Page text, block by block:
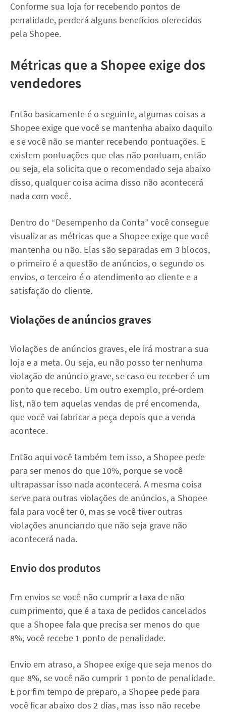
Conforme sua loja for recebendo pontos de
penalidade, perderá alguns benefícios oferecidos
pela Shopee.
Métricas que a Shopee exige dos
vendedores
Então basicamente é o seguinte, algumas coisas a
Shopee exige que você se mantenha abaixo daquilo
e se você não se manter recebendo pontuações. E
existem pontuações que elas não pontuam, então
ou seja, ela solicita que o recomendado seja abaixo
disso, qualquer coisa acima disso não acontecerá
nada com você.
Dentro do “Desempenho da Conta” você consegue
visualizar as métricas que a Shopee exige que você
mantenha ou não. Elas são separadas em 3 blocos,
o primeiro é a questão de anúncios, o segundo os
envios, o terceiro é o atendimento ao cliente e a
satisfação do cliente.
Violações de anúncios graves
Violações de anúncios graves, ele irá mostrar a sua
loja e a meta. Ou seja, eu não posso ter nenhuma
violação de anúncio grave, se caso eu receber é um
ponto que recebo. Um outro exemplo, pré-ordem
list, não tem aquelas vendas de pré encomenda,
que você vai fabricar a peça depois que a venda
acontece.
Então aqui você também tem isso, a Shopee pede
para ser menos do que 10%, porque se você
ultrapassar isso nada acontecerá. A mesma coisa
serve para outras violações de anúncios, a Shopee
fala para você ter 0, mas se você tiver outras
violações anunciando que não seja grave não
acontecerá nada.
Envio dos produtos
Em envios se você não cumprir a taxa de não
cumprimento, que é a taxa de pedidos cancelados
que a Shopee fala que precisa ser menos do que
8%, você recebe 1 ponto de penalidade.
Envio em atraso, a Shopee exige que seja menos do
que 8%, se você não cumprir 1 ponto de penalidade.
E por fim tempo de preparo, a Shopee pede para
você ficar abaixo dos 2 dias, mas isso não recebe